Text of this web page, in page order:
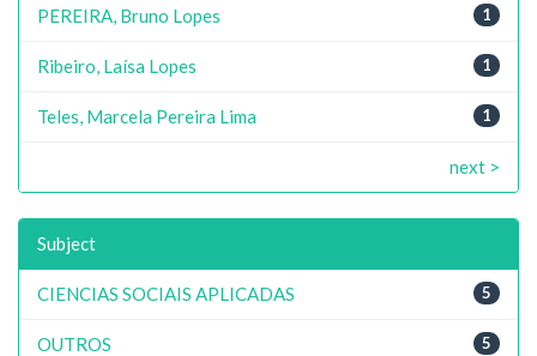
1
PEREIRA, Bruno Lopes
1
Ribeiro, Laísa Lopes
1
Teles, Marcela Pereira Lima
next >
Subject
5
CIENCIAS SOCIAIS APLICADAS
5
OUTROS